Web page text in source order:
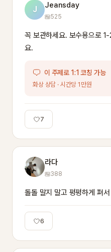
J Jeansday
525
꼭 보관하세요. 보수용으로
요.
이 주제로 1:1 코칭 가능
화상 상담 · 시간당 1만원
7
라다
388
돌돌 말지 말고 평평하게 펴
6